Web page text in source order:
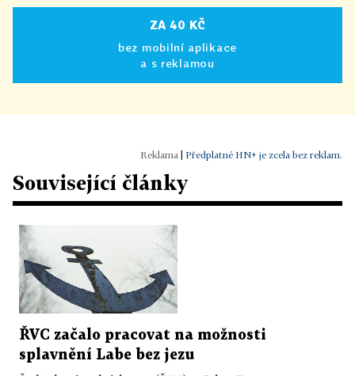
ZA 40 KČ
bez mobilní aplikace
a s reklamou
| Předplatné HN+ je zcela bez reklam.
Související články
ŘVC začalo pracovat na možnosti
splavnění Labe bez jezu